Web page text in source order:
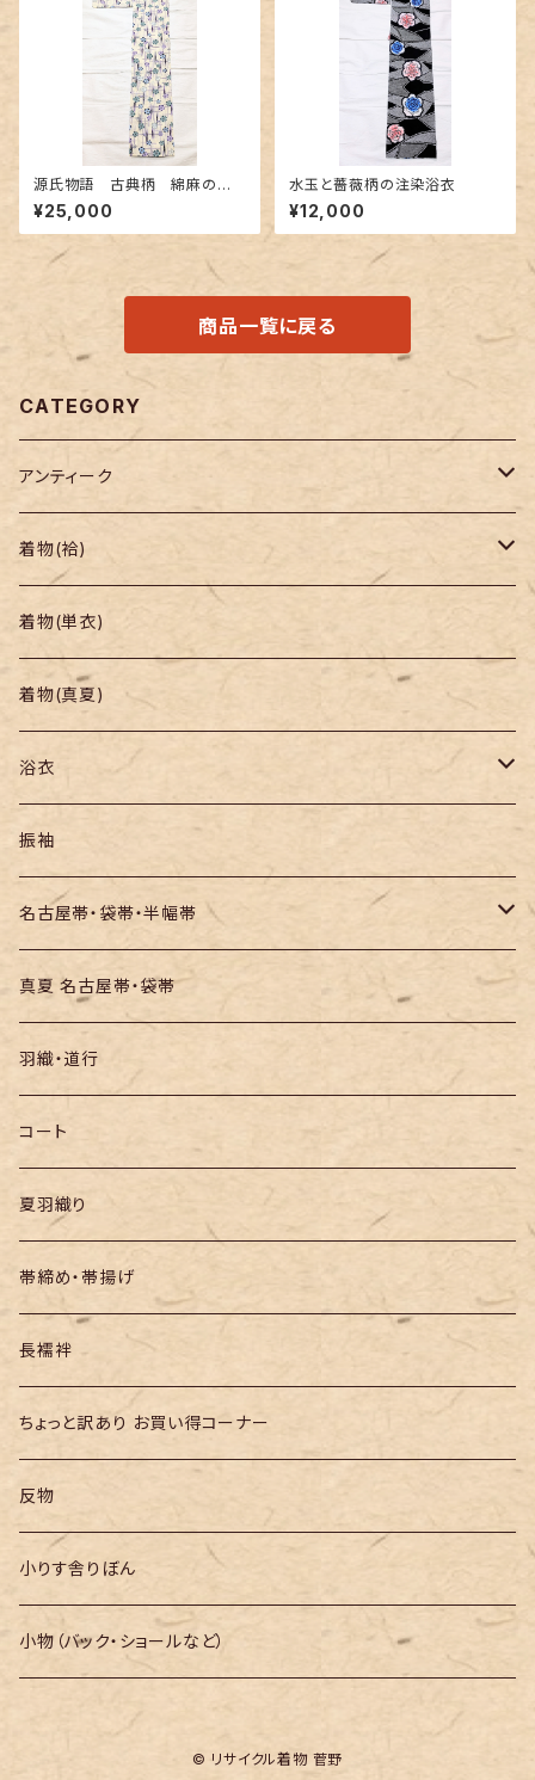
源氏物語 古典柄 綿麻の浴
衣 紅型調
¥25,000
水玉と薔薇柄の注染浴衣
¥12,000
商品一覧に戻る
CATEGORY
アンティーク
着物
帯
羽織り・道行
着物(袷)
小紋
色無地・江戸小紋
紬
訪問着・付下
お召し
着物(単衣)
着物(真夏)
浴衣
セオα・ポリ
木綿・綿麻
絞りの浴衣
振袖
名古屋帯・袋帯・半幅帯
名古屋帯
袋帯
半幅帯
真夏 名古屋帯・袋帯
羽織・道行
コート
夏羽織り
帯締め・帯揚げ
長襦袢
ちょっと訳あり お買い得コーナー
反物
小りす舎りぼん
小物（バック・ショールなど）
© リサイクル着物 菅野